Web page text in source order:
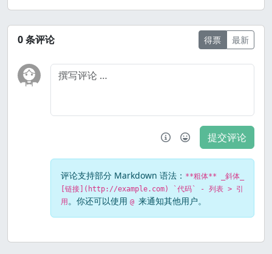
0条评论 得票 最新
提交评论
评论支持部分 Markdown 语法： **粗体** _斜体_
[链接](http://example.com) `代码` - 列表 > 引
用 。你还可以使用 @ 来通知其他用户。